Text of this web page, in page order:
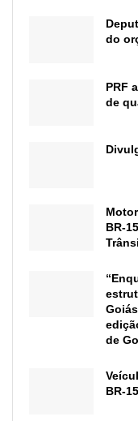
do
PRF
de
BR-
de
BR-